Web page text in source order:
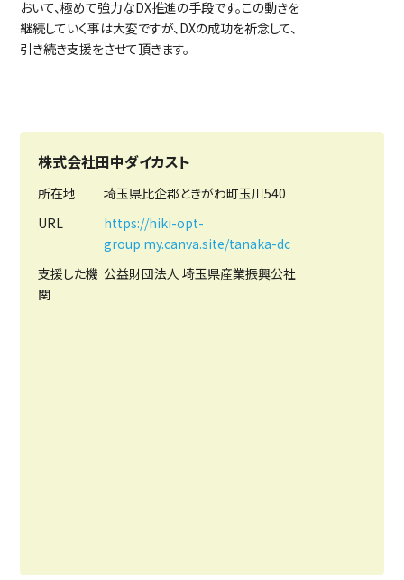
おいて、極めて強力なDX推進の手段です。この動きを
継続していく事は大変ですが、DXの成功を祈念して、
引き続き支援をさせて頂きます。
株式会社田中ダイカスト
所在地
埼玉県比企郡ときがわ町玉川540
URL
https://hiki-opt-
group.my.canva.site/tanaka-dc
支援した機
関
公益財団法人 埼玉県産業振興公社